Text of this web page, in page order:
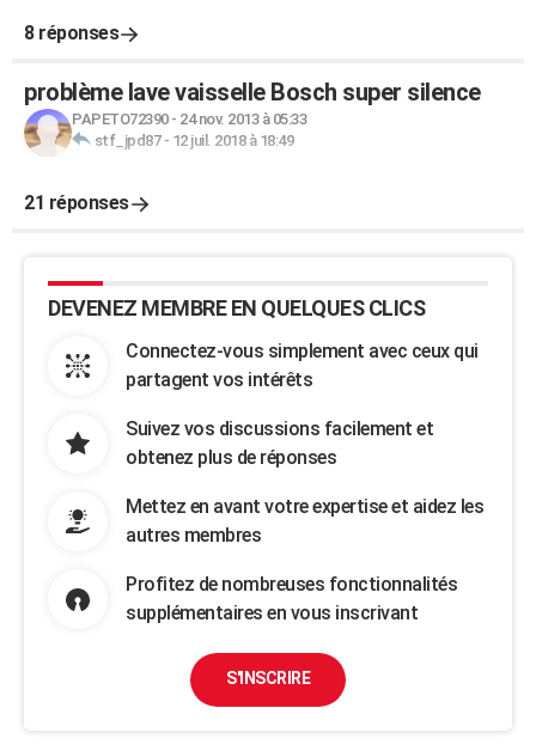
8 réponses
problème lave vaisselle Bosch super silence
PAPETO72390- 24 nov. 2013 à 05:33
stf_jpd87- 12 juil. 2018 à 18:49
21 réponses
DEVENEZ MEMBRE EN QUELQUES CLICS
Connectez-vous simplement avec ceux qui
partagent vos intérêts
Suivez vos discussions facilement et
obtenez plus de réponses
Mettez en avant votre expertise et aidez les
autres membres
Profitez de nombreuses fonctionnalités
supplémentaires en vous inscrivant
S'INSCRIRE